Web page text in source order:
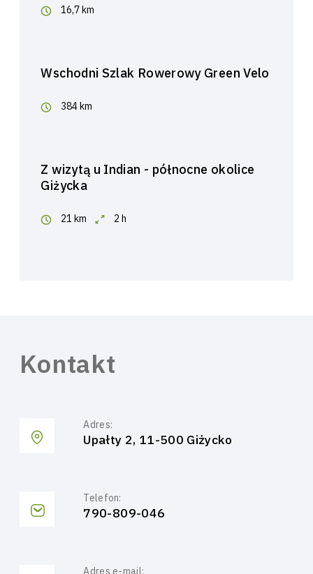
16,7 km
Wschodni Szlak Rowerowy Green Velo
384 km
Z wizytą u Indian - północne okolice
Giżycka
21 km 2 h
Kontakt
Adres:
Upałty 2, 11-500 Giżycko
Telefon:
790-809-046
Adres e-mail: